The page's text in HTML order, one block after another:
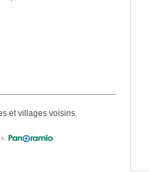
et villages voisins.